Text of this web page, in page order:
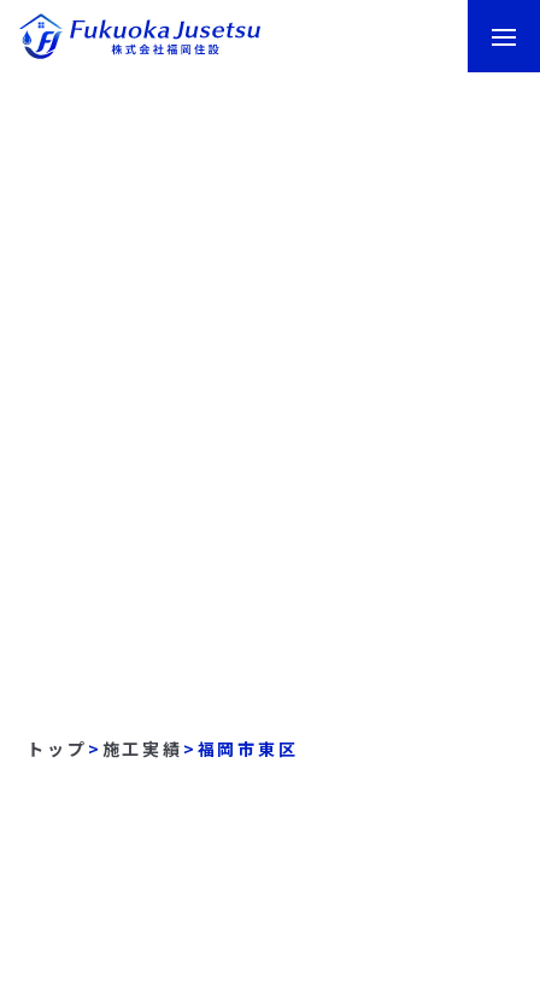
トップ > 施工実績 > 福岡市東区